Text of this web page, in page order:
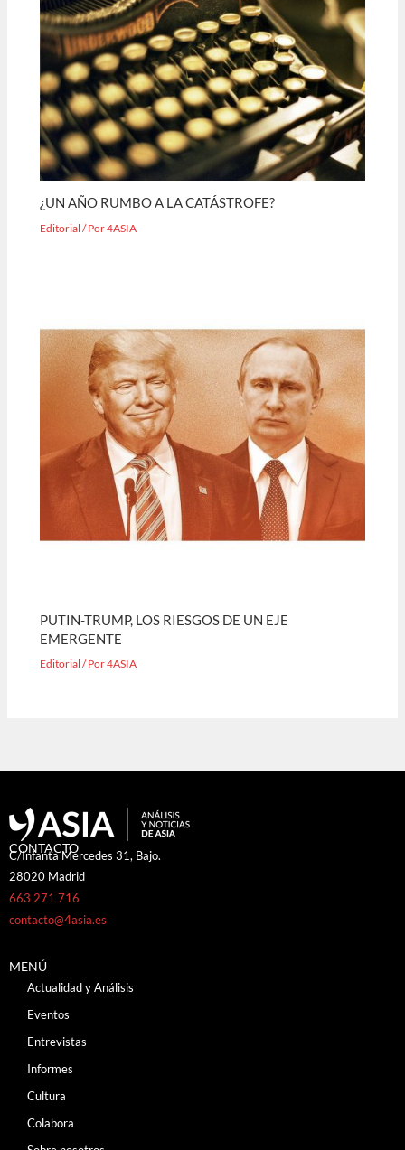
¿UN AÑO RUMBO A LA CATÁSTROFE?
Editorial / Por4ASIA
PUTIN-TRUMP, LOS RIESGOS DE UN EJE
EMERGENTE
Editorial / Por4ASIA
CONTACTO
C/Infanta Mercedes 31, Bajo.
28020 Madrid
663 271 716
contacto@4asia.es
MENÚ
Actualidad y Análisis
Eventos
Entrevistas
Informes
Cultura
Colabora